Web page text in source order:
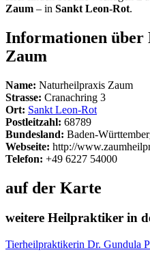
Zaum – in Sankt Leon-Rot.
Informationen über
Zaum
Name: Naturheilpraxis Zaum
Strasse: Cranachring 3
Ort: Sankt Leon-Rot
Postleitzahl: 68789
Bundesland: Baden-
Webseite: http://
Telefon: +49 6227 54000
auf der Karte
weitere Heilpraktiker in
Tierheilpraktikerin Dr. Gundula